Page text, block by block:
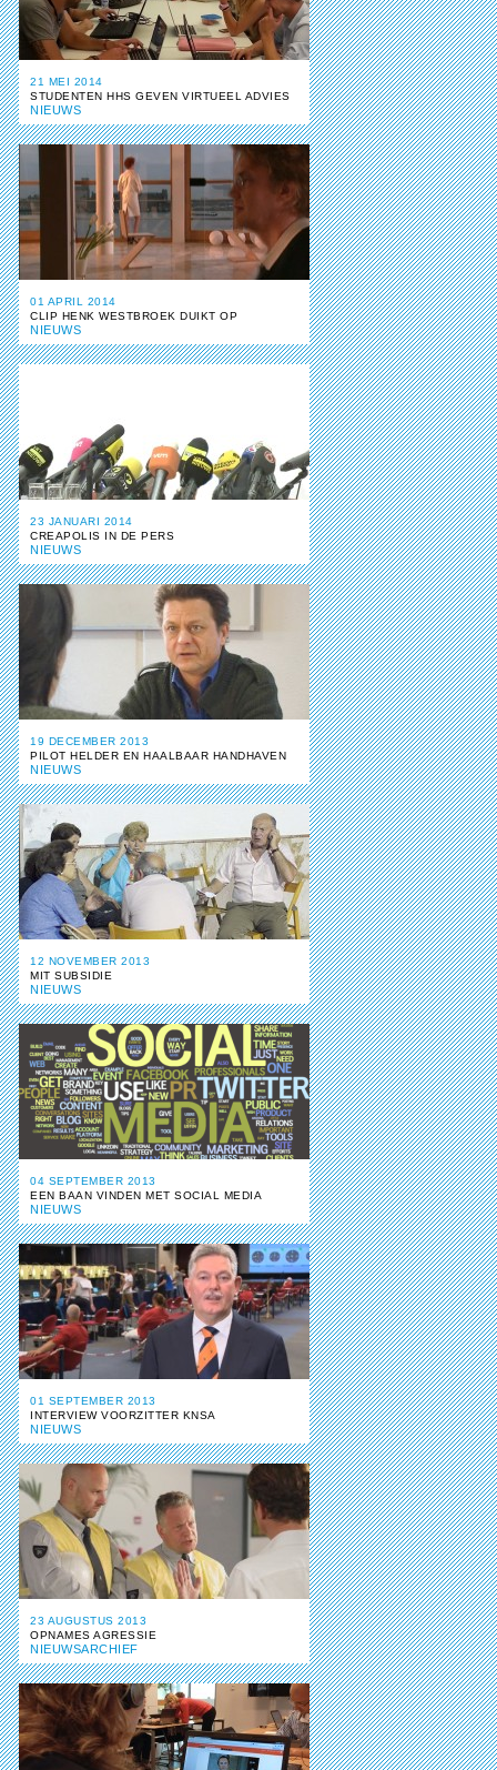
21 MEI 2014
STUDENTEN HHS GEVEN VIRTUEEL ADVIES
NIEUWS
01 APRIL 2014
CLIP HENK WESTBROEK DUIKT OP
NIEUWS
23 JANUARI 2014
CREAPOLIS IN DE PERS
NIEUWS
19 DECEMBER 2013
PILOT HELDER EN HAALBAAR HANDHAVEN
NIEUWS
12 NOVEMBER 2013
MIT SUBSIDIE
NIEUWS
04 SEPTEMBER 2013
EEN BAAN VINDEN MET SOCIAL MEDIA
NIEUWS
01 SEPTEMBER 2013
INTERVIEW VOORZITTER KNSA
NIEUWS
23 AUGUSTUS 2013
OPNAMES AGRESSIE
NIEUWSARCHIEF